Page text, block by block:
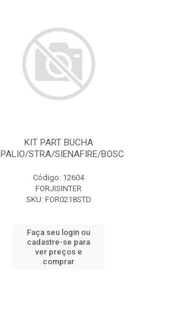
KIT PART BUCHA
PALIO/STRA/SIENAFIRE/BOSC
Código: 12604
FORJISINTER
SKU: FOR0218STD
Faça seu login ou
cadastre-se para
ver preços e
comprar